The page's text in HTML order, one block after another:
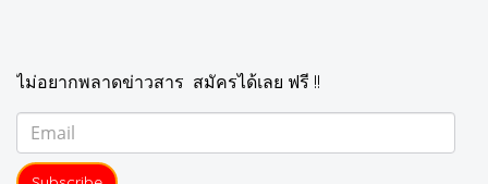
ไม่อยากพลาดข่าวสาร สมัครได้เลย ฟรี !!